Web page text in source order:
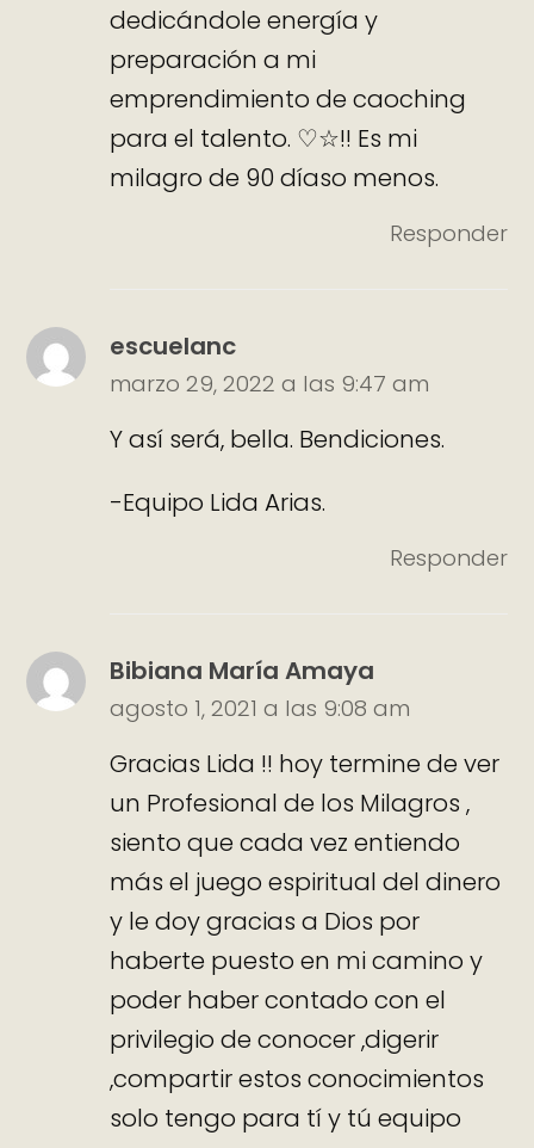
dedicándole energía y
preparación a mi
emprendimiento de caoching
para el talento. ♡☆!! Es mi
milagro de 90 díaso menos.
Responder
escuelanc
marzo 29, 2022 a las 9:47 am
Y así será, bella. Bendiciones.
-Equipo Lida Arias.
Responder
Bibiana María Amaya
agosto 1, 2021 a las 9:08 am
Gracias Lida !! hoy termine de ver
un Profesional de los Milagros ,
siento que cada vez entiendo
más el juego espiritual del dinero
y le doy gracias a Dios por
haberte puesto en mi camino y
poder haber contado con el
privilegio de conocer ,digerir
,compartir estos conocimientos
solo tengo para tí y tú equipo